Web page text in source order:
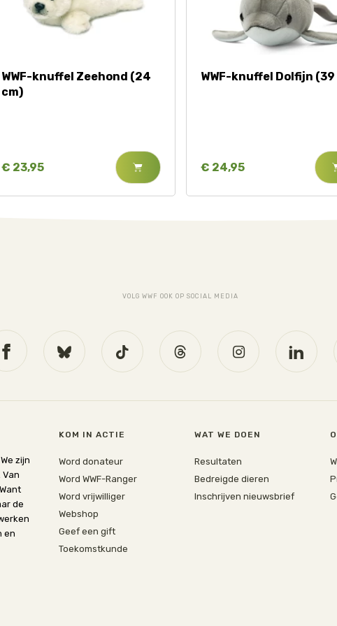
WWF-knuffel Zeehond (24
cm)
€ 23,95
WWF-knuffel Dolfijn (39
€ 24,95
VOLG WWF OOK OP SOCIAL MEDIA
zijn
de
en
KOM IN ACTIE
Word donateur
Word WWF-Ranger
Word vrijwilliger
Webshop
Geef een gift
Toekomstkunde
WAT WE DOEN
Resultaten
Bedreigde dieren
Inschrijven nieuwsbrief